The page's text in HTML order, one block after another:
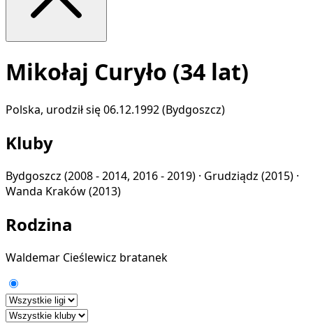
Mikołaj Curyło (34 lat)
Polska, urodził się 06.12.1992 (Bydgoszcz)
Kluby
Bydgoszcz (2008 - 2014, 2016 - 2019) · Grudziądz (2015) ·
Wanda Kraków(2013)
Rodzina
Waldemar Cieślewicz bratanek